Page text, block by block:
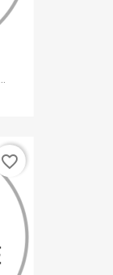
favorite_border